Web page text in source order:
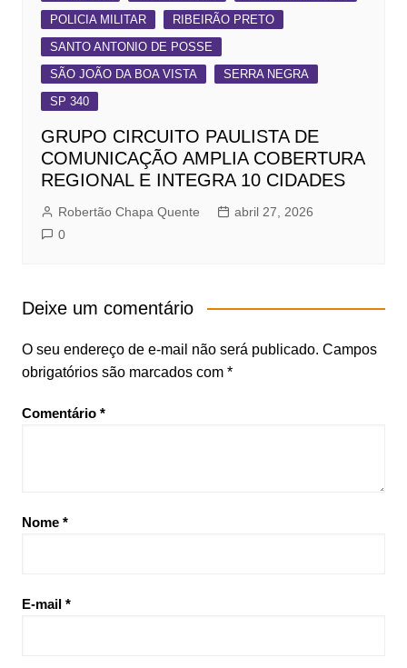
POLICIA MILITAR
RIBEIRÃO PRETO
SANTO ANTONIO DE POSSE
SÃO JOÃO DA BOA VISTA
SERRA NEGRA
SP 340
GRUPO CIRCUITO PAULISTA DE
COMUNICAÇÃO AMPLIA COBERTURA
REGIONAL E INTEGRA 10 CIDADES
Robertão Chapa Quente
abril 27, 2026
0
Deixe um comentário
O seu endereço de e-mail não será publicado. Campos
obrigatórios são marcados com *
Comentário *
Nome *
E-mail *